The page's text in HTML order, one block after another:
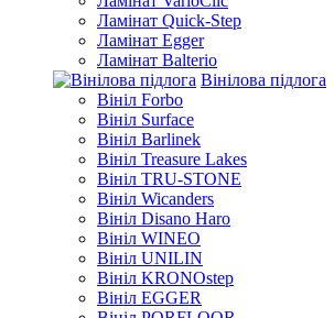
Ламінат Quick-Step
Ламінат Egger
Ламінат Balterio
Вінілова підлога
Вініл Forbo
Вініл Surface
Вініл Barlinek
Вініл Treasure Lakes
Вініл TRU-STONE
Вініл Wicanders
Вініл Disano Haro
Вініл WINEO
Вініл UNILIN
Вініл KRONOstep
Вініл EGGER